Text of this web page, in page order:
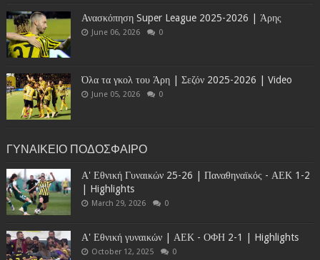
Ανασκόπηση Super League 2025-2026 | Άρης
June 06, 2026 0
Όλα τα γκολ του Άρη | Σεζόν 2025-2026 | Video
June 05, 2026 0
ΓΥΝΑΙΚΕΙΟ ΠΟΔΟΣΦΑΙΡΟ
Α' Εθνική Γυναικών 25-26 | Παναθηναϊκός - ΑΕΚ 1-2
| Highlights
March 29, 2026 0
Α' Εθνική γυναικών | ΑΕΚ - ΟΦΗ 2-1 | Highlights
October 12, 2025 0